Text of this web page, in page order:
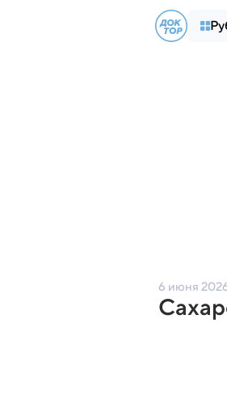
6 июня